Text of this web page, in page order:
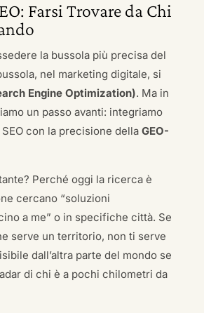
Farsi Trovare da Chi
la bussola più precisa del
nel marketing digitale, si
Engine Optimization). Ma in
un passo avanti: integriamo
con la precisione della GEO-
Perché oggi la ricerca è
cercano “soluzioni
a me” o in specifiche città. Se
serve un territorio, non ti serve
dall’altra parte del mondo se
di chi è a pochi chilometri da